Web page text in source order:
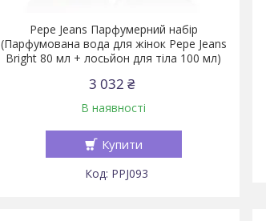
Pepe Jeans Парфумерний набір
(Парфумована вода для жінок Pepe Jeans
Bright 80 мл + лосьйон для тіла 100 мл)
3 032 ₴
В наявності
Купити
PPJ093